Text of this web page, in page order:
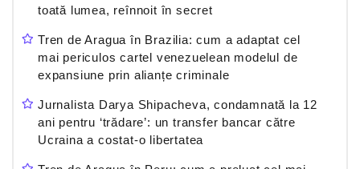
toată lumea, reînnoit în secret
Tren de Aragua în Brazilia: cum a adaptat cel
mai periculos cartel venezuelean modelul de
expansiune prin alianțe criminale
Jurnalista Darya Shipacheva, condamnată la 12
ani pentru ‘trădare’: un transfer bancar către
Ucraina a costat-o libertatea